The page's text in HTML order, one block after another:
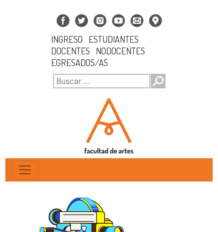
INGRESO
ESTUDIANTES
DOCENTES
NODOCENTES
EGRESADOS/AS